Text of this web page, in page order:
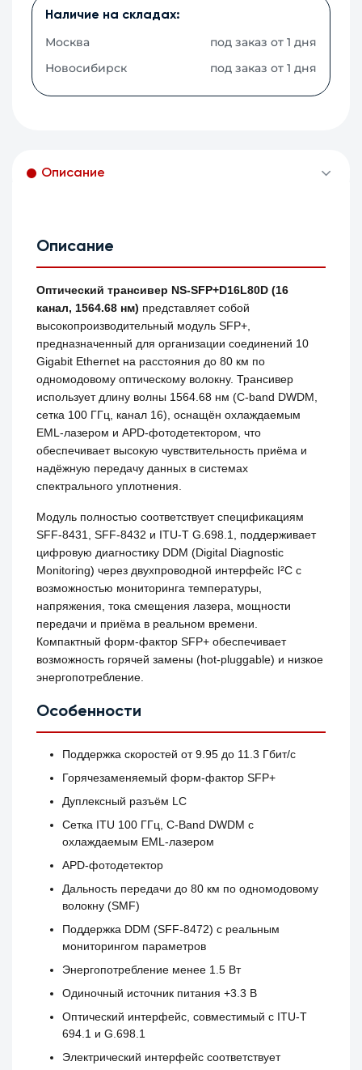
Наличие на складах:
Москва
под заказ от 1 дня
Новосибирск
под заказ от 1 дня
Описание
Описание
Оптический трансивер NS-SFP+D16L80D (16
канал, 1564.68 нм) представляет собой
высокопроизводительный модуль SFP+,
предназначенный для организации соединений 10
Gigabit Ethernet на расстояния до 80 км по
одномодовому оптическому волокну. Трансивер
использует длину волны 1564.68 нм (C-band DWDM,
сетка 100 ГГц, канал 16), оснащён охлаждаемым
EML-лазером и APD-фотодетектором, что
обеспечивает высокую чувствительность приёма и
надёжную передачу данных в системах
спектрального уплотнения.
Модуль полностью соответствует спецификациям
SFF-8431, SFF-8432 и ITU-T G.698.1, поддерживает
цифровую диагностику DDM (Digital Diagnostic
Monitoring) через двухпроводной интерфейс I²C с
возможностью мониторинга температуры,
напряжения, тока смещения лазера, мощности
передачи и приёма в реальном времени.
Компактный форм-фактор SFP+ обеспечивает
возможность горячей замены (hot-pluggable) и низкое
энергопотребление.
Особенности
Поддержка скоростей от 9.95 до 11.3 Гбит/с
Горячезаменяемый форм-фактор SFP+
Дуплексный разъём LC
Сетка ITU 100 ГГц, C-Band DWDM с
охлаждаемым EML-лазером
APD-фотодетектор
Дальность передачи до 80 км по одномодовому
волокну (SMF)
Поддержка DDM (SFF-8472) с реальным
мониторингом параметров
Энергопотребление менее 1.5 Вт
Одиночный источник питания +3.3 В
Оптический интерфейс, совместимый с ITU-T
694.1 и G.698.1
Электрический интерфейс соответствует